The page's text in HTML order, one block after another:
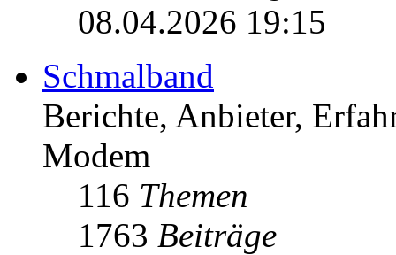
08.04.2026 19:15
Schmalband
Berichte, Anbieter,
Modem
116 Themen
1763 Beiträge